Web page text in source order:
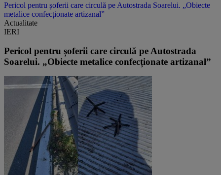
Pericol pentru șoferii care circulă pe Autostrada Soarelui. „Obiecte
metalice confecționate artizanal”
Actualitate
IERI
Pericol pentru șoferii care circulă pe Autostrada
Soarelui. „Obiecte metalice confecționate artizanal”